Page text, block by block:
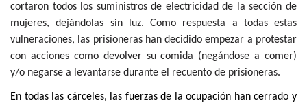
cortaron todos los suministros de electricidad de la sección de
mujeres, dejándolas sin luz. Como respuesta a todas estas
vulneraciones, las prisioneras han decidido empezar a protestar
con acciones como devolver su comida (negándose a comer)
y/o negarse a levantarse durante el recuento de prisioneras.
En todas las cárceles, las fuerzas de la ocupación han cerrado y